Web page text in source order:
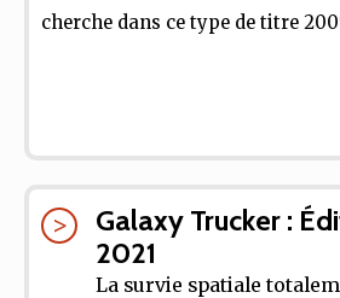
cherche dans ce type de titre
Galaxy Trucker :
2021
La survie spatiale